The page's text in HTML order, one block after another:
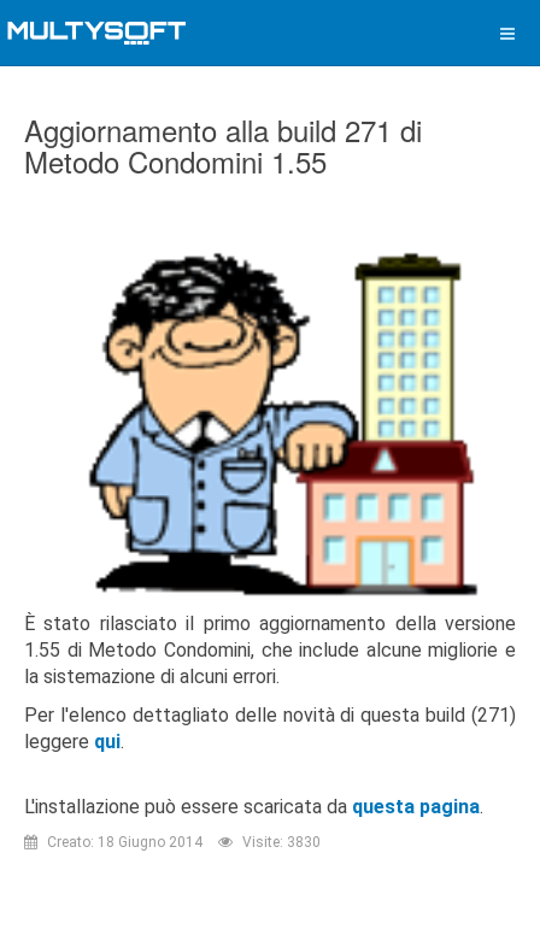
Aggiornamento alla build 271 di
Metodo Condomini 1.55
È stato rilasciato il primo aggiornamento della versione
1.55 di Metodo Condomini, che include alcune migliorie e
la sistemazione di alcuni errori.
Per l'elenco dettagliato delle novità di questa build (271)
leggere qui.
L'installazione può essere scaricata da questa pagina.
Creato: 18 Giugno 2014 Visite: 3830